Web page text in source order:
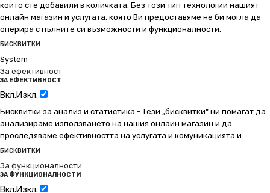
които сте добавили в количката. Без този тип технологии нашият
онлайн магазин и услугата, която Ви предоставяме не би могла да
оперира с пълните си възможности и функционалности.
БИСКВИТКИ
System
За ефективност
ЗА ЕФЕКТИВНОСТ
Вкл.Изкл.
Бисквитки за анализ и статистика - Тези „бисквитки“ ни помагат да
анализираме използването на нашия онлайн магазин и да
проследяваме ефективността на услугата и комуникацията й.
БИСКВИТКИ
За функционалности
ЗА ФУНКЦИОНАЛНОСТИ
Вкл.Изкл.